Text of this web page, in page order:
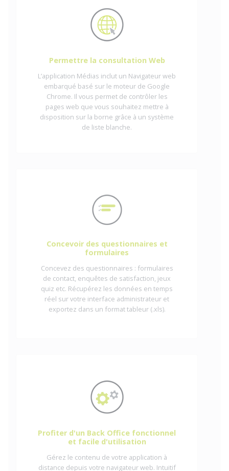
Permettre la consultation Web
L’application Médias inclut un Navigateur web
embarqué basé sur le moteur de Google
Chrome. Il vous permet de contrôler les
pages web que vous souhaitez mettre à
disposition sur la borne grâce à un système
de liste blanche.
Concevoir des questionnaires et
formulaires
Concevez des questionnaires : formulaires
de contact, enquêtes de satisfaction, jeux
quiz etc. Récupérez les données en temps
réel sur votre interface administrateur et
exportez dans un format tableur (.xls).
Profiter d'un Back Office fonctionnel
et facile d'utilisation
Gérez le contenu de votre application à
distance depuis votre navigateur web. Intuitif